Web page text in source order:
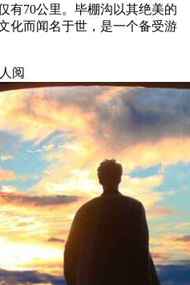
有70公里。毕棚沟以其绝美的
化而闻名于世，是一个备受游
阅